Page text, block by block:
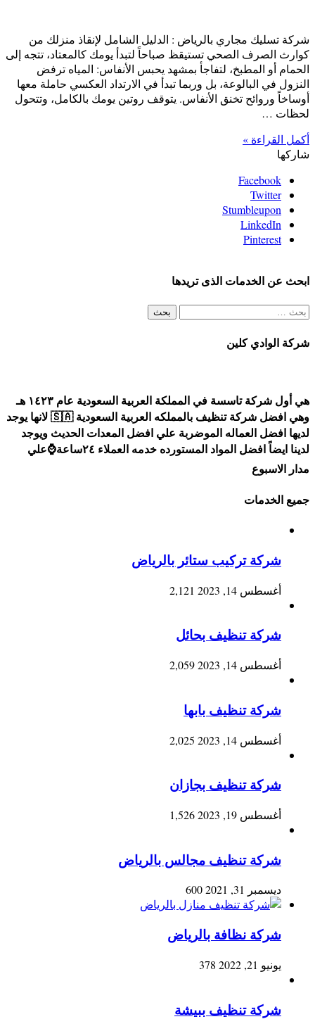
شركة تسليك مجاري بالرياض : الدليل الشامل لإنقاذ منزلك من
كوارث الصرف الصحي تستيقظ صباحاً لتبدأ يومك كالمعتاد، تتجه إلى
الحمام أو المطبخ، لتفاجأ بمشهد يحبس الأنفاس: المياه ترفض
النزول في البالوعة، بل وربما تبدأ في الارتداد العكسي حاملة معها
أوساخاً وروائح تخنق الأنفاس. يتوقف روتين يومك بالكامل، وتتحول
لحظات …
أكمل القراءة »
شاركها
Facebook
Twitter
Stumbleupon
LinkedIn
Pinterest
ابحث عن الخدمات الذى تريدها
البحث
شركة الوادي كلين
هي أول شركة تاسسة في المملكة العربية السعودية عام ١٤٢٣ هـ
وهي افضل شركة تنظيف بالمملكه العربية السعودية 🇸🇦 لانها يوجد
لديها افضل العماله الموضربة علي افضل المعدات الحديث ويوجد
لدينا ايضاً افضل المواد المستورده خدمه العملاء ٢٤ساعة⌚علي
مدار الاسبوع
جميع الخدمات
شركة تركيب ستائر بالرياض
أغسطس 14, 2023 2,121
شركة تنظيف بحائل
أغسطس 14, 2023 2,059
شركة تنظيف بابها
أغسطس 14, 2023 2,025
شركة تنظيف بجازان
أغسطس 19, 2023 1,526
شركة تنظيف مجالس بالرياض
ديسمبر 31, 2021 600
شركة نظافة بالرياض
يونيو 21, 2022 378
شركة تنظيف ببيشة